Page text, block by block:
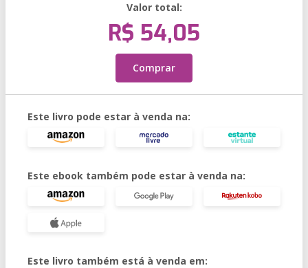
Valor total:
R$ 54,05
Comprar
Este livro pode estar à venda na:
Este ebook também pode estar à venda na:
Este livro também está à venda em: